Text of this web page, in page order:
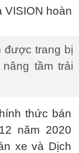
được trang bị
tầm trải
thức bán
năm 2020
xe và Dịch